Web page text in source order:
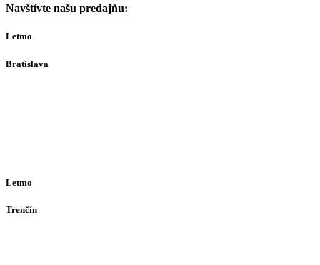
Navštívte našu predajňu:
Letmo
Bratislava
Letmo
Trenčín